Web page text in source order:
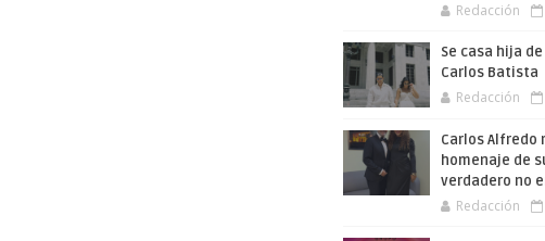
Redacción
Se casa hija
Carlos Batista
Redacción
Carlos Alfredo
homenaje de
verdadero no
Redacción